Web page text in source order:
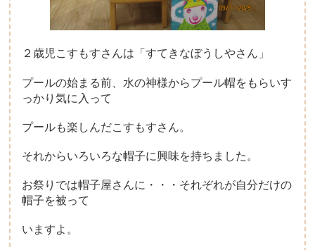
２歳児こすもすさんは「すてきなぼうしやさん」
プールの始まる前、水の神様からプール帽をもらいす
っかり気に入って
プールも楽しんだこすもすさん。
それからいろいろな帽子に興味を持ちました。
お祭りでは帽子屋さんに・・・それぞれが自分だけの
帽子を被って
いますよ。